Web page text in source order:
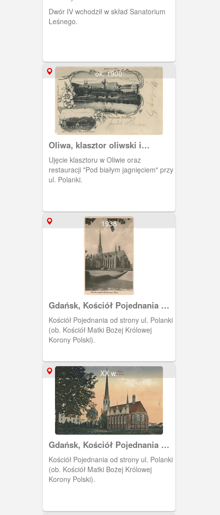
Dwór IV wchodził w skład Sanatorium
Leśnego.
ok. 1900
Oliwa, klasztor oliwski i
restauracja
Ujęcie klasztoru w Oliwie oraz
restauracji "Pod białym jagnięciem" przy
ul. Polanki.
1938
Gdańsk, Kościół Pojednania w
Oliwie
Kościół Pojednania od strony ul. Polanki
(ob. Kościół Matki Bożej Królowej
Korony Polski).
XX w.
Gdańsk, Kościół Pojednania w
Oliwie
Kościół Pojednania od strony ul. Polanki
(ob. Kościół Matki Bożej Królowej
Korony Polski).